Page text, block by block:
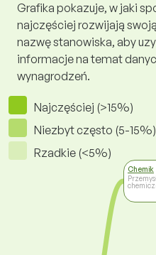
Grafika pokazuje, w jaki
najczęściej rozwijają
nazwę stanowiska, aby
informacje na temat
wynagrodzeń.
Najczęściej (>15%)
Niezbyt często (5-15%)
Rzadkie (<5%)
Chemik